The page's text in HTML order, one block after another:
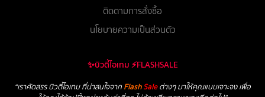
ติดตามการสั่งซื้อ
นโยบายความเป็นส่วนตัว
✨บิวตี้ไอเทม ⚡FLASHSALE
“เราคัดสรร บิวตี้ไอเทม ที่น่าสนใจจาก FlashSaleต่างๆ มาให้คุณแบบเจาะจง เพื่อ